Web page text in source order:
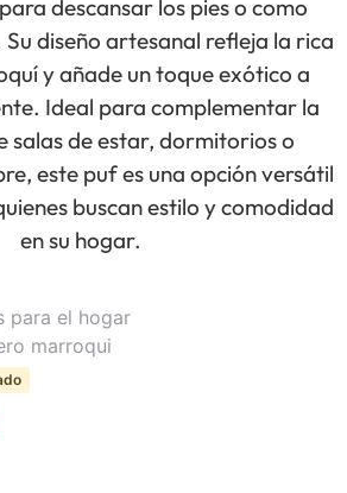
descansar los pies o como
diseño artesanal refleja la rica
y añade un toque exótico a
Ideal para complementar la
salas de estar, dormitorios o
este puf es una opción versátil
buscan estilo y comodidad
en su hogar.
para el hogar
marroqui